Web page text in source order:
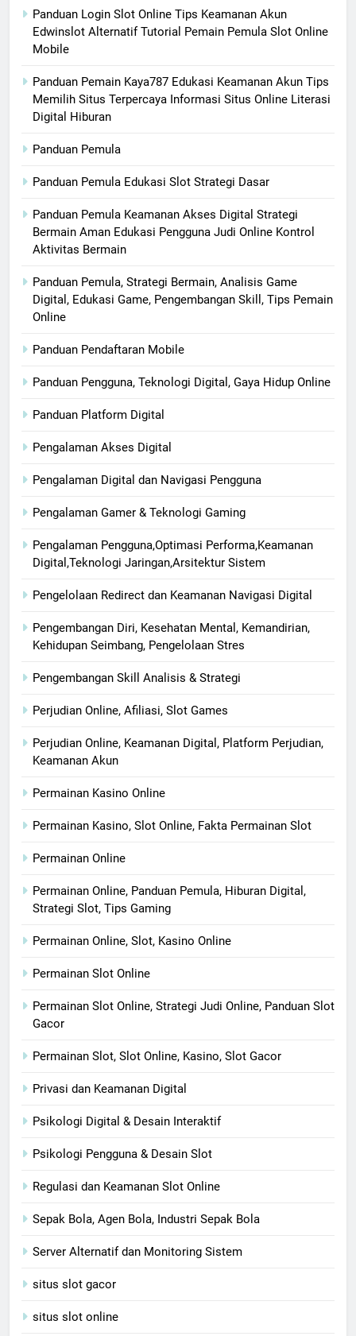
Panduan Login Slot Online Tips Keamanan Akun
Edwinslot Alternatif Tutorial Pemain Pemula Slot Online
Mobile
Panduan Pemain Kaya787 Edukasi Keamanan Akun Tips
Memilih Situs Terpercaya Informasi Situs Online Literasi
Digital Hiburan
Panduan Pemula
Panduan Pemula Edukasi Slot Strategi Dasar
Panduan Pemula Keamanan Akses Digital Strategi
Bermain Aman Edukasi Pengguna Judi Online Kontrol
Aktivitas Bermain
Panduan Pemula, Strategi Bermain, Analisis Game
Digital, Edukasi Game, Pengembangan Skill, Tips Pemain
Online
Panduan Pendaftaran Mobile
Panduan Pengguna, Teknologi Digital, Gaya Hidup Online
Panduan Platform Digital
Pengalaman Akses Digital
Pengalaman Digital dan Navigasi Pengguna
Pengalaman Gamer & Teknologi Gaming
Pengalaman Pengguna,Optimasi Performa,Keamanan
Digital,Teknologi Jaringan,Arsitektur Sistem
Pengelolaan Redirect dan Keamanan Navigasi Digital
Pengembangan Diri, Kesehatan Mental, Kemandirian,
Kehidupan Seimbang, Pengelolaan Stres
Pengembangan Skill Analisis & Strategi
Perjudian Online, Afiliasi, Slot Games
Perjudian Online, Keamanan Digital, Platform Perjudian,
Keamanan Akun
Permainan Kasino Online
Permainan Kasino, Slot Online, Fakta Permainan Slot
Permainan Online
Permainan Online, Panduan Pemula, Hiburan Digital,
Strategi Slot, Tips Gaming
Permainan Online, Slot, Kasino Online
Permainan Slot Online
Permainan Slot Online, Strategi Judi Online, Panduan Slot
Gacor
Permainan Slot, Slot Online, Kasino, Slot Gacor
Privasi dan Keamanan Digital
Psikologi Digital & Desain Interaktif
Psikologi Pengguna & Desain Slot
Regulasi dan Keamanan Slot Online
Sepak Bola, Agen Bola, Industri Sepak Bola
Server Alternatif dan Monitoring Sistem
situs slot gacor
situs slot online